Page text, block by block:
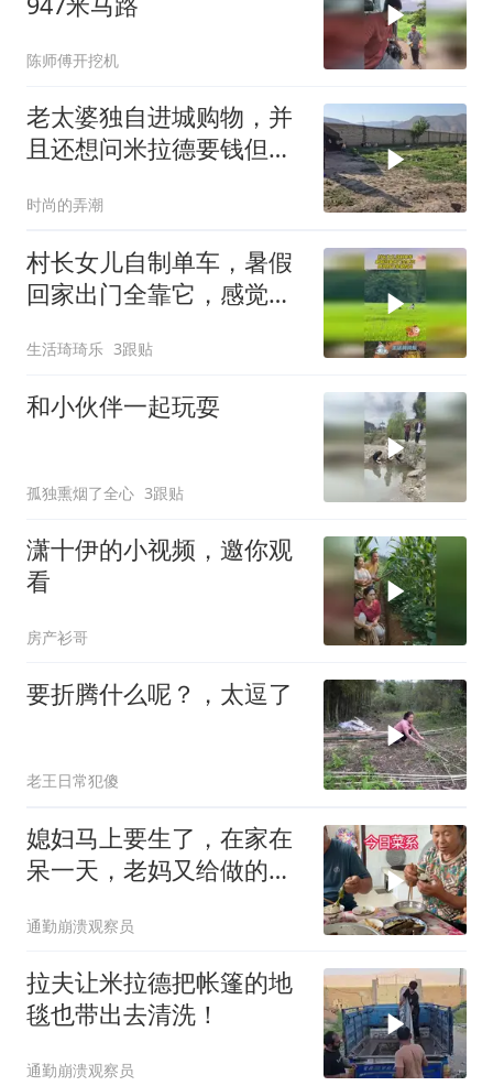
陈师傅开挖机
老太婆独自进城购物，并
且还想问米拉德要钱但被
时尚的弄潮
村长女儿自制单车，暑假
回家出门全靠它，感觉自
生活琦琦乐 3跟贴
和小伙伴一起玩耍
孤独熏烟了全心 3跟贴
潇十伊的小视频，邀你观
看
房产衫哥
要折腾什么呢？，太逗了
老王日常犯傻
媳妇马上要生了，在家在
呆一天，老妈又给做的美
通勤崩溃观察员
拉夫让米拉德把帐篷的地
毯也带出去清洗！
通勤崩溃观察员